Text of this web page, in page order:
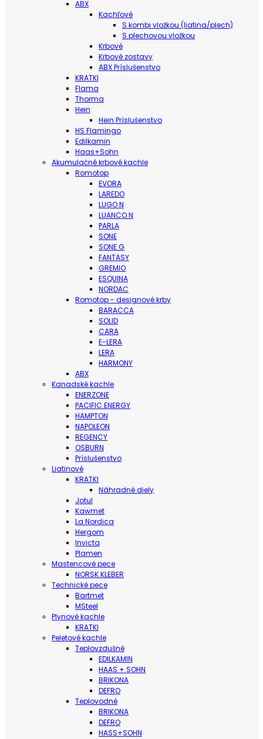
ABX
Kachľové
S kombi vložkou (liatina/plech)
S plechovou vložkou
Krbové
Krbové zostavy
ABX Príslušenstvo
KRATKI
Flama
Thorma
Hein
Hein Príslušenstvo
HS Flamingo
Edilkamin
Haas+Sohn
Akumulačné krbové kachle
Romotop
EVORA
LAREDO
LUGO N
LUANCO N
PARLA
SONE
SONE G
FANTASY
GREMIO
ESQUINA
NORDAC
Romotop - designové krby
BARACCA
SOLID
CARA
E-LERA
LERA
HARMONY
ABX
Kanadské kachle
ENERZONE
PACIFIC ENERGY
HAMPTON
NAPOLEON
REGENCY
OSBURN
Príslušenstvo
Liatinové
KRATKI
Náhradné diely
Jotul
Kawmet
La Nordica
Hergom
Invicta
Plamen
Mastencové pece
NORSK KLEBER
Technické pece
Bartmet
MSteel
Plynové kachle
KRATKI
Peletové kachle
Teplovzdušné
EDILKAMIN
HAAS + SOHN
BRIKONA
DEFRO
Teplovodné
BRIKONA
DEFRO
HASS+SOHN